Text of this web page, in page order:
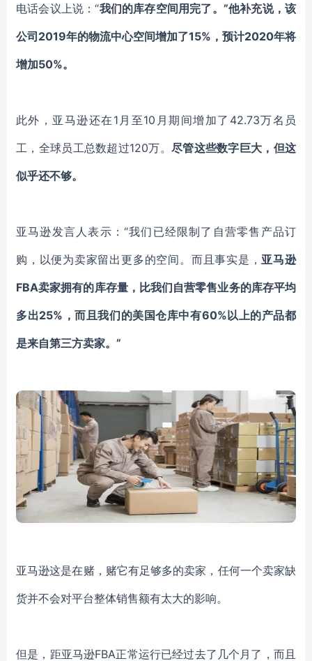
电话会议上说：“我们的库存空间用完了。”他补充说，该
公司2019年的物流中心空间增加了15%，预计2020年将
增加50%。
此外，亚马逊还在1月至10月期间增加了42.73万名员
工，全球员工总数超过120万。 尽管这些数字巨大，但这
似乎还不够。
亚马逊发言人表示：“我们已经限制了自营零售产品订
购，以便为卖家留出更多的空间。而且事实是， 亚马逊
FBA卖家拥有的库存量，比我们自营零售业务的库存平均
多出25%，而且我们的美国仓库中有60%以上的产品都
是来自第三方卖家。”
亚马逊这是在赌，赌它有足够多的卖家，任何一个卖家缺
货并不会对平台整体销售额有太大的影响。
但是，距亚马逊FBA正常运行已经过去了几个月了，而且